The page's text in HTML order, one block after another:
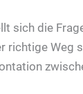
sich die
richtige Weg